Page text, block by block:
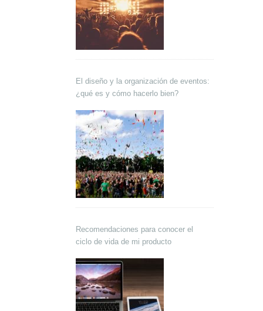
El diseño y la organización de eventos:
¿qué es y cómo hacerlo bien?
Recomendaciones para conocer el
ciclo de vida de mi producto